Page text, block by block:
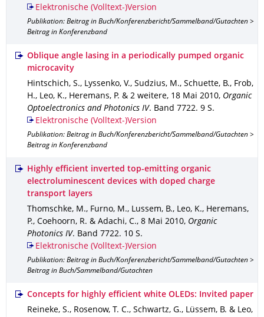
Elektronische (Volltext-)Version
Publikation: Beitrag in Buch/Konferenzbericht/Sammelband/Gutachten >
Beitrag in Konferenzband
Oblique angle lasing in a periodically pumped organic
microcavity
Hintschich, S., Lyssenko, V., Sudzius, M., Schuette, B., Frob,
H., Leo, K., Heremans, P. & 2 weitere, 18 Mai 2010, Organic
Optoelectronics and Photonics IV. Band 7722. 9 S.
Elektronische (Volltext-)Version
Publikation: Beitrag in Buch/Konferenzbericht/Sammelband/Gutachten >
Beitrag in Konferenzband
Highly efficient inverted top-emitting organic
electroluminescent devices with doped charge
transport layers
Thomschke, M., Furno, M., Lussem, B., Leo, K., Heremans,
P., Coehoorn, R. & Adachi, C., 8 Mai 2010, Organic
Photonics IV. Band 7722. 10 S.
Elektronische (Volltext-)Version
Publikation: Beitrag in Buch/Konferenzbericht/Sammelband/Gutachten >
Beitrag in Buch/Sammelband/Gutachten
Concepts for highly efficient white OLEDs: Invited paper
Reineke, S., Rosenow, T. C., Schwartz, G., Lüssem, B. & Leo,